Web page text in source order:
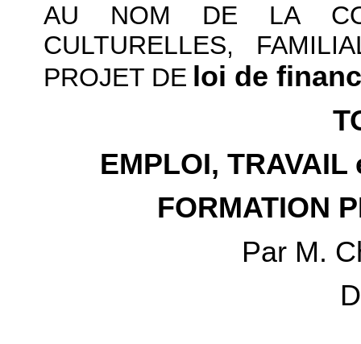
AU NOM DE LA
CULTURELLES,
PROJET DE loi de
EMPLOI,
FORMATION
Par M.